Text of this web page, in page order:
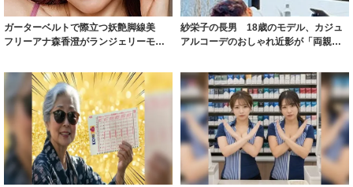
ガーターベルトで際立つ妖艶脚線美
フリーアナ森香澄がランジェリーモデ
紗栄子の長男 18歳のモデル、カジュ
アルコーデのおしゃれ近影が「両親の